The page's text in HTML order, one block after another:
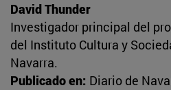
David Thunder
Investigador principal del
del Instituto Cultura y
Navarra.
Publicado en: Diario de